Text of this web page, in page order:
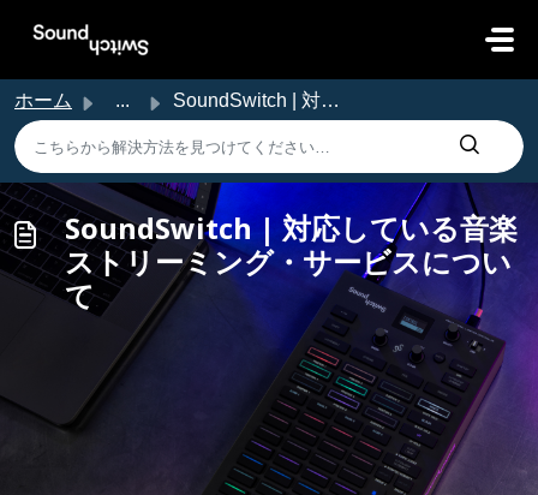
ホーム ... SoundSwitch | 対応している音楽ストリーミング・サービスについて
SoundSwitch | 対応している音楽
ストリーミング・サービスについ
て